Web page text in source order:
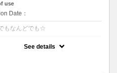
use
Date：
もなんどでも☆
See details